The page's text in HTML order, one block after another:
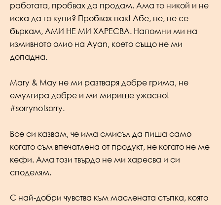
работата, пробвах да продам. Ама то никой и не
иска да го купи? Пробвах пак! Абе, не, не се
бъркам, АМИ НЕ МИ ХАРЕСВА. Напомни ми на
измивното олио на Ayan, което също не ми
допадна.
Mary & May не ми разтваря добре грима, не
емулгира добре и ми мирише ужасно!
#sorrynotsorry.
Все си казвам, че има смисъл да пиша само
когато съм впечатлена от продукт, не когато не ме
кефи. Ама този твърдо не ми харесва и си
споделям.
С най-добри чувства към маслената стъпка, която